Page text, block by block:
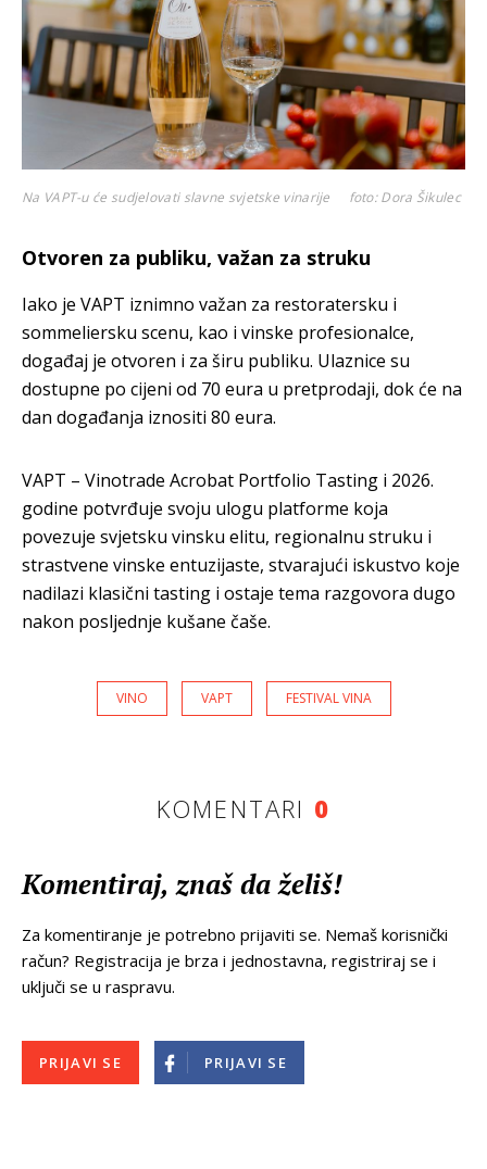
Na VAPT-u će sudjelovati slavne svjetske vinarije foto: Dora Šikulec
Otvoren za publiku, važan za struku
Iako je VAPT iznimno važan za restoratersku i
sommeliersku scenu, kao i vinske profesionalce,
događaj je otvoren i za širu publiku. Ulaznice su
dostupne po cijeni od 70 eura u pretprodaji, dok će na
dan događanja iznositi 80 eura.
VAPT – Vinotrade Acrobat Portfolio Tasting i 2026.
godine potvrđuje svoju ulogu platforme koja
povezuje svjetsku vinsku elitu, regionalnu struku i
strastvene vinske entuzijaste, stvarajući iskustvo koje
nadilazi klasični tasting i ostaje tema razgovora dugo
nakon posljednje kušane čaše.
VINO VAPT FESTIVAL VINA
KOMENTARI 0
Komentiraj, znaš da želiš!
Za komentiranje je potrebno prijaviti se. Nemaš korisnički
račun? Registracija je brza i jednostavna, registriraj se i
uključi se u raspravu.
PRIJAVI SE PRIJAVI SE